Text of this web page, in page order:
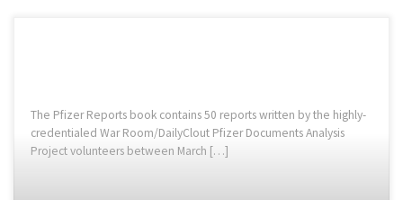
The Pfizer Reports book contains 50 reports written by the highly-
credentialed War Room/DailyClout Pfizer Documents Analysis
Project volunteers between March […]